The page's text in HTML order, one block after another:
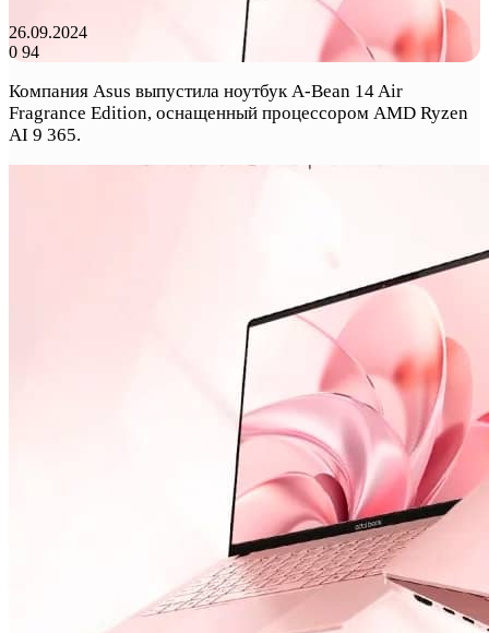
26.09.2024
0 94
Компания Asus выпустила ноутбук A-Bean 14 Air
Fragrance Edition, оснащенный процессором AMD Ryzen
AI 9 365.